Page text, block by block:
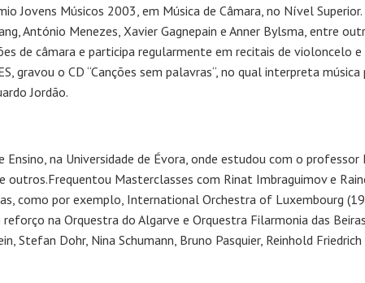
Jovens Músicos 2003, em Música de Câmara, no Nível
António Menezes, Xavier Gagnepain e Anner Bylsma, entre
de câmara e participa regularmente em recitais de violoncelo
gravou o CD “Canções sem palavras“, no qual interpreta
Jordão.
na Universidade de Évora, onde estudou com o professor
Masterclasses com Rinat Imbraguimov e
como por exemplo, International Orchestra of Luxembourg
na Orquestra do Algarve e Orquestra Filarmonia das
Dohr, Nina Schumann, Bruno Pasquier, Reinhold Friedrich